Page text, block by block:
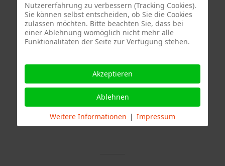
Termine
Nutzererfahrung zu verbessern (Tracking Cookies).
Sie können selbst entscheiden, ob Sie die Cookies
zulassen möchten. Bitte beachten Sie, dass bei
einer Ablehnung womöglich nicht mehr alle
Funktionalitäten der Seite zur Verfügung stehen.
Akzeptieren
Ablehnen
Weitere Informationen | Impressum